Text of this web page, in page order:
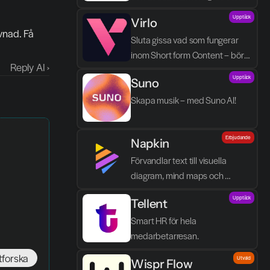
Få
Reply AI ›
processen blir enklare, tydligare
och mindre tidskrävande.
Virlo
Sluta gissa vad som fungerar
inom Short form Content – börja
Upptäck
Suno
Skapa musik – med Suno AI!
Upptäck
Napkin
Förvandlar text till visuella
diagram, mind maps och
infographics på några sekunder.
Erbjudande
Tellent
Smart HR för hela
medarbetarresan.
Upptäck
Wispr Flow Utvald